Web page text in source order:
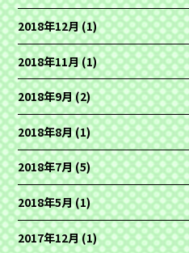
2018年12月(1)
2018年11月(1)
2018年9月(2)
2018年8月(1)
2018年7月(5)
2018年5月(1)
2017年12月(1)